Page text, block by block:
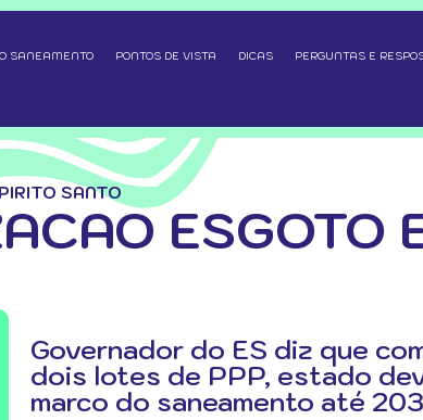
SANEAMENTO PONTOS DE VISTA DICAS PERGUNTAS E
SANTO
ESGOTO
Governador do ES diz que
dois lotes de PPP, estado
marco do saneamento até